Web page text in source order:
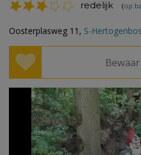
redelijk (op
Oosterplasweg 11, S-